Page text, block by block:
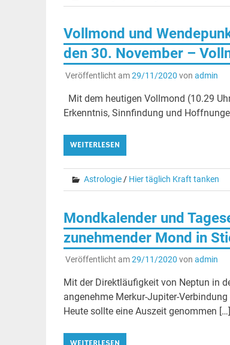
Vollmond und
den 30. November –
Veröffentlicht am29/11/2020 von admin
Mit dem heutigen Vollmond (10.29
Erkenntnis, Sinnfindung und
WEITERLESEN
Astrologie/ Hier täglich Kraft tanken
Mondkalender und
zunehmender Mond in
Veröffentlicht am29/11/2020 von admin
Mit der Direktläufigkeit von Neptun in
angenehme Merkur-Jupiter-
Heute sollte eine Auszeit genommen […]